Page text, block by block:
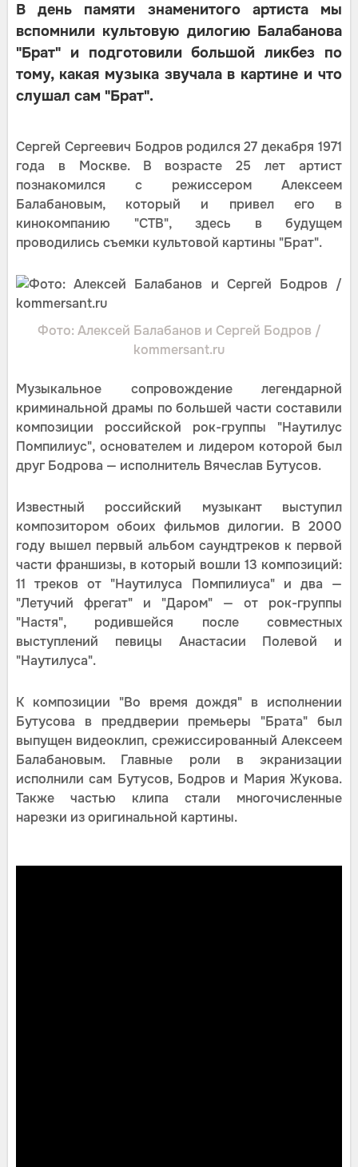
В день памяти знаменитого артиста мы
вспомнили культовую дилогию Балабанова
"Брат" и подготовили большой ликбез по
тому, какая музыка звучала в картине и что
слушал сам "Брат".
Сергей Сергеевич Бодров родился 27 декабря 1971
года в Москве. В возрасте 25 лет артист
познакомился с режиссером Алексеем
Балабановым, который и привел его в
кинокомпанию "СТВ", здесь в будущем
проводились съемки культовой картины "Брат".
Фото: Алексей Балабанов и Сергей Бодров /
kommersant.ru
Музыкальное сопровождение легендарной
криминальной драмы по большей части составили
композиции российской рок-группы "Наутилус
Помпилиус", основателем и лидером которой был
друг Бодрова — исполнитель Вячеслав Бутусов.
Известный российский музыкант выступил
композитором обоих фильмов дилогии. В 2000
году вышел первый альбом саундтреков к первой
части франшизы, в который вошли 13 композиций:
11 треков от "Наутилуса Помпилиуса" и два —
"Летучий фрегат" и "Даром" — от рок-группы
"Настя", родившейся после совместных
выступлений певицы Анастасии Полевой и
"Наутилуса".
К композиции "Во время дождя" в исполнении
Бутусова в преддверии премьеры "Брата" был
выпущен видеоклип, срежиссированный Алексеем
Балабановым. Главные роли в экранизации
исполнили сам Бутусов, Бодров и Мария Жукова.
Также частью клипа стали многочисленные
нарезки из оригинальной картины.